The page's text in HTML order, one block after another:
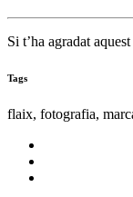
Si t’ha agradat
Tags
flaix, fotografia,